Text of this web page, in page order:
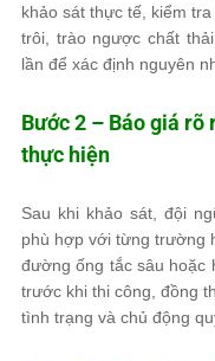
khảo sát thực tế, kiểm
trôi, trào ngược chất
lần để xác định nguyên
Bước 2 – Báo giá
thực hiện
Sau khi khảo sát, đội
phù hợp với từng trường
đường ống tắc sâu hoặc
trước khi thi công, đồng
tình trạng và chủ động